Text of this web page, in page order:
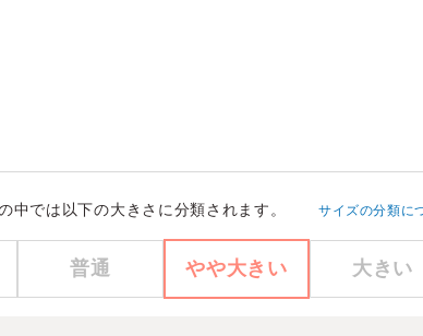
中では以下の大きさに分類されます。 サイズの分類に
普通 やや大きい 大きい